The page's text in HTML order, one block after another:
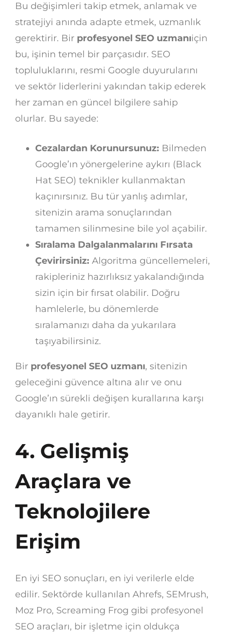
Bu değişimleri takip etmek, anlamak ve
stratejiyi anında adapte etmek, uzmanlık
gerektirir. Bir profesyonel SEO uzmanıiçin
bu, işinin temel bir parçasıdır. SEO
topluluklarını, resmi Google duyurularını
ve sektör liderlerini yakından takip ederek
her zaman en güncel bilgilere sahip
olurlar. Bu sayede:
Cezalardan Korunursunuz: Bilmeden
Google’ın yönergelerine aykırı (Black
Hat SEO) teknikler kullanmaktan
kaçınırsınız. Bu tür yanlış adımlar,
sitenizin arama sonuçlarından
tamamen silinmesine bile yol açabilir.
Sıralama Dalgalanmalarını Fırsata
Çevirirsiniz: Algoritma güncellemeleri,
rakipleriniz hazırlıksız yakalandığında
sizin için bir fırsat olabilir. Doğru
hamlelerle, bu dönemlerde
sıralamanızı daha da yukarılara
taşıyabilirsiniz.
Bir profesyonel SEO uzmanı, sitenizin
geleceğini güvence altına alır ve onu
Google’ın sürekli değişen kurallarına karşı
dayanıklı hale getirir.
4. Gelişmiş
Araçlara ve
Teknolojilere
Erişim
En iyi SEO sonuçları, en iyi verilerle elde
edilir. Sektörde kullanılan Ahrefs, SEMrush,
Moz Pro, Screaming Frog gibi profesyonel
SEO araçları, bir işletme için oldukça